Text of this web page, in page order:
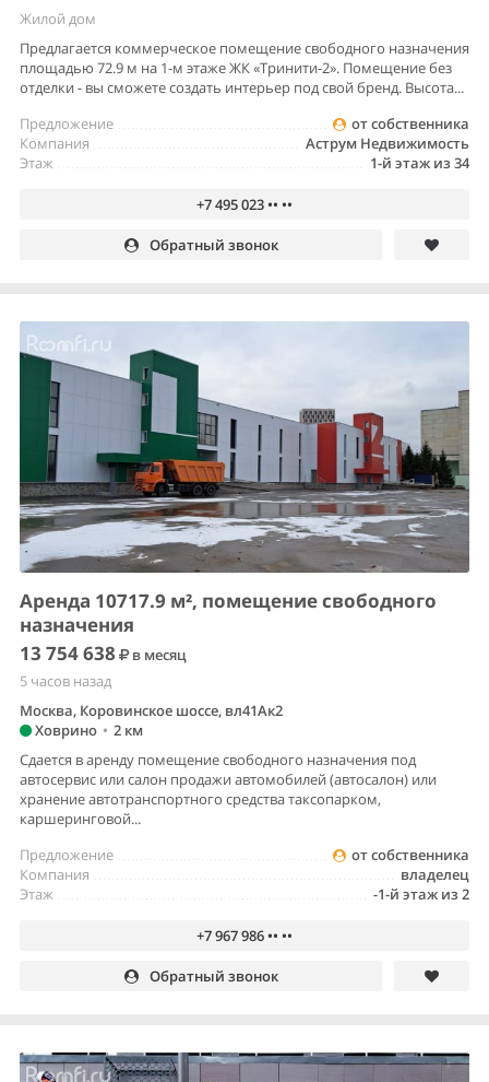
Жилой дом
Предлагается коммерческое помещение свободного назначения
площадью 72.9 м на 1-м этаже ЖК «Тринити-2». Помещение без
отделки - вы сможете создать интерьер под свой бренд. Высота...
от собственника
Предложение
Аструм Недвижимость
Компания
1-й этаж из 34
Этаж
+7 495 023 •• ••
Обратный звонок
Аренда 10717.9 м², помещение свободного
назначения
13 754 638
в месяц
5 часов назад
Москва, Коровинское шоссе, вл41Ак2
Ховрино • 2 км
Сдается в аренду помещение свободного назначения под
автосервис или салон продажи автомобилей (автосалон) или
хранение автотранспортного средства таксопарком,
каршеринговой...
от собственника
Предложение
владелец
Компания
-1-й этаж из 2
Этаж
+7 967 986 •• ••
Обратный звонок